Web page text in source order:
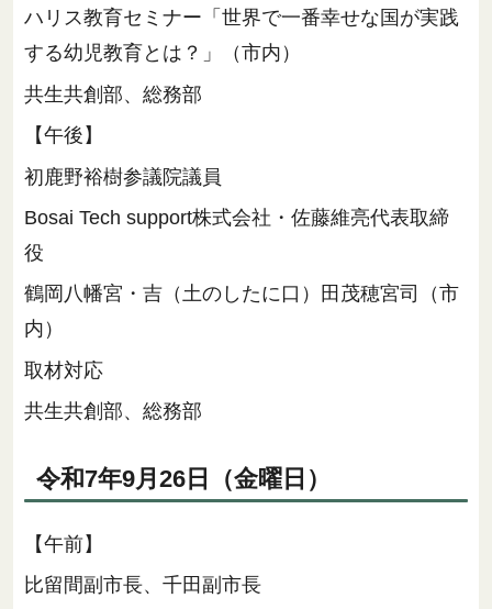
ハリス教育セミナー「世界で一番幸せな国が実践
する幼児教育とは？」（市内）
共生共創部、総務部
【午後】
初鹿野裕樹参議院議員
Bosai Tech support株式会社・佐藤維亮代表取締
役
鶴岡八幡宮・吉（土のしたに口）田茂穂宮司（市
内）
取材対応
共生共創部、総務部
令和7年9月26日（金曜日）
【午前】
比留間副市長、千田副市長